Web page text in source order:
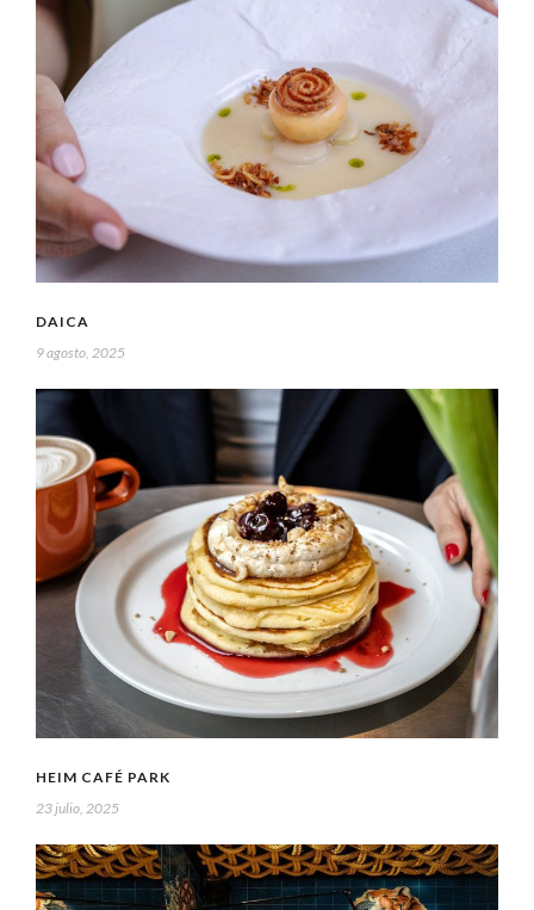
DAICA
9 agosto, 2025
HEIM CAFÉ PARK
23 julio, 2025